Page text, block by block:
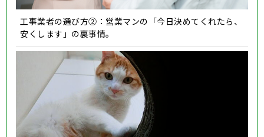
工事業者の選び方②：営業マンの「今日決めてくれたら、
安くします」の裏事情。